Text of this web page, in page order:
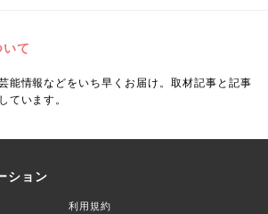
て
能情報などをいち早くお届け。取材記事と記事
ています。
ション
利用規約